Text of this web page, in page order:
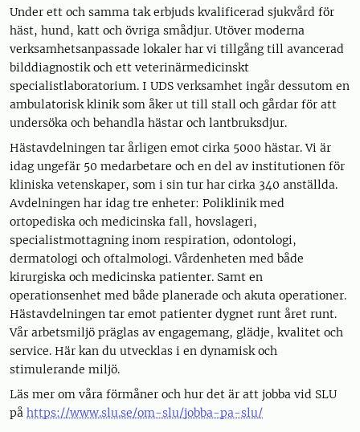
Under ett och samma tak erbjuds kvalificerad sjukvård för
häst, hund, katt och övriga smådjur. Utöver moderna
verksamhetsanpassade lokaler har vi tillgång till avancerad
bilddiagnostik och ett veterinärmedicinskt
specialistlaboratorium. I UDS verksamhet ingår dessutom en
ambulatorisk klinik som åker ut till stall och gårdar för att
undersöka och behandla hästar och lantbruksdjur.
Hästavdelningen tar årligen emot cirka 5000 hästar. Vi är
idag ungefär 50 medarbetare och en del av institutionen för
kliniska vetenskaper, som i sin tur har cirka 340 anställda.
Avdelningen har idag tre enheter: Poliklinik med
ortopediska och medicinska fall, hovslageri,
specialistmottagning inom respiration, odontologi,
dermatologi och oftalmologi. Vårdenheten med både
kirurgiska och medicinska patienter. Samt en
operationsenhet med både planerade och akuta operationer.
Hästavdelningen tar emot patienter dygnet runt året runt.
Vår arbetsmiljö präglas av engagemang, glädje, kvalitet och
service. Här kan du utvecklas i en dynamisk och
stimulerande miljö.
Läs mer om våra förmåner och hur det är att jobba vid SLU
på https://www.slu.se/om-slu/jobba-pa-slu/